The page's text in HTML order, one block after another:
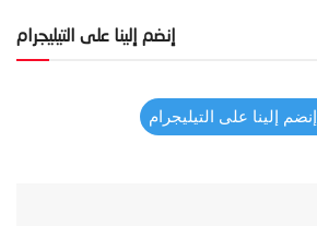
إنضم إلينا على التيليجرام
إنضم إلينا على التيليجرام